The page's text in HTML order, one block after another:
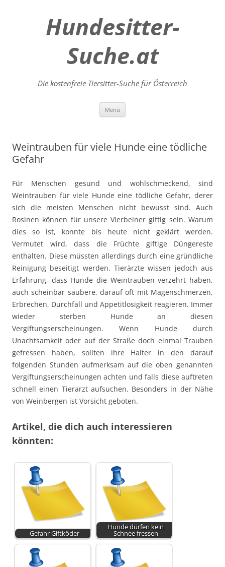
Hundesitter-
Suche.at
Die kostenfreie Tiersitter-Suche für Österreich
Menü
Weintrauben für viele Hunde eine tödliche
Gefahr
Für Menschen gesund und wohlschmeckend, sind
Weintrauben für viele Hunde eine tödliche Gefahr, derer
sich die meisten Menschen nicht bewusst sind. Auch
Rosinen können für unsere Vierbeiner giftig sein. Warum
dies so ist, konnte bis heute nicht geklärt werden.
Vermutet wird, dass die Früchte giftige Düngereste
enthalten. Diese müssten allerdings durch eine gründliche
Reinigung beseitigt werden. Tierärzte wissen jedoch aus
Erfahrung, dass Hunde die Weintrauben verzehrt haben,
auch scheinbar saubere, darauf oft mit Magenschmerzen,
Erbrechen, Durchfall und Appetitlosigkeit reagieren. Immer
wieder sterben Hunde an diesen
Vergiftungserscheinungen. Wenn Hunde durch
Unachtsamkeit oder auf der Straße doch einmal Trauben
gefressen haben, sollten ihre Halter in den darauf
folgenden Stunden aufmerksam auf die oben genannten
Vergiftungserscheinungen achten und falls diese auftreten
schnell einen Tierarzt aufsuchen. Besonders in der Nähe
von Weinbergen ist Vorsicht geboten.
Artikel, die dich auch interessieren
könnten:
Gefahr Giftköder
Hunde dürfen kein
Schnee fressen